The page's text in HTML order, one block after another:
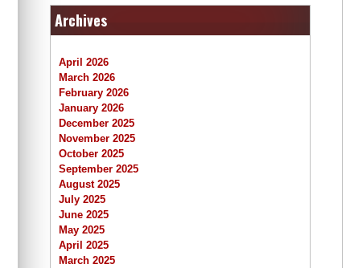
Archives
April 2026
March 2026
February 2026
January 2026
December 2025
November 2025
October 2025
September 2025
August 2025
July 2025
June 2025
May 2025
April 2025
March 2025